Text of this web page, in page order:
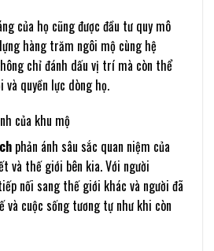
của họ cũng được đầu tư quy mô
hàng trăm ngôi mộ cùng hệ
chỉ đánh dấu vị trí mà còn thể
và quyền lực dòng họ.
của khu mộ
phản ánh sâu sắc quan niệm của
và thế giới bên kia. Với người
nối sang thế giới khác và người đã
cuộc sống tương tự như khi còn